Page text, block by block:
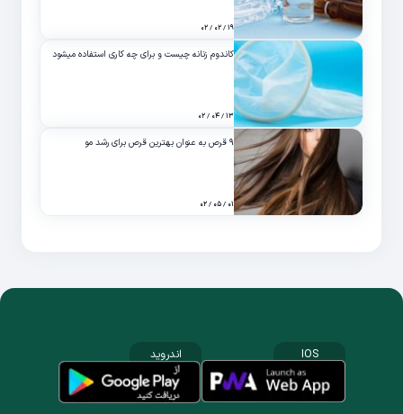
۱۹ / ۰۲ / ۰۲
کاندوم زنانه چیست و برای چه کاری استفاده میشود
۱۳ / ۰۴ / ۰۲
۹ قرص به عنوان بهترین قرص برای رشد مو
۰۱ / ۰۵ / ۰۲
IOS اندروید